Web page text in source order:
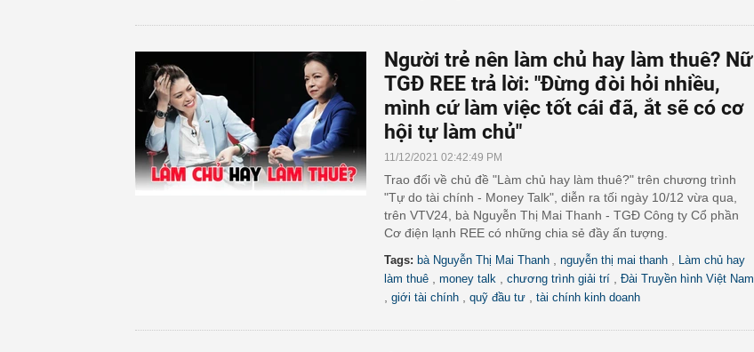
Người trẻ nên làm chủ hay làm thuê? Nữ
TGĐ REE trả lời: "Đừng đòi hỏi nhiều,
mình cứ làm việc tốt cái đã, ắt sẽ có cơ
hội tự làm chủ"
11/12/2021 02:42:49 PM
Trao đổi về chủ đề "Làm chủ hay làm thuê?" trên chương trình
"Tự do tài chính - Money Talk", diễn ra tối ngày 10/12 vừa qua,
trên VTV24, bà Nguyễn Thị Mai Thanh - TGĐ Công ty Cổ phần
Cơ điện lạnh REE có những chia sẻ đầy ấn tượng.
Tags: bà Nguyễn Thị Mai Thanh nguyễn thị mai thanh
Làm chủ hay
làm thuê
money talk chương trình giải trí Đài Truyền hình Việt Nam
giới tài chính quỹ đầu tư tài chính kinh doanh